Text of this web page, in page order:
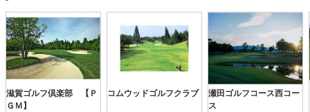
滋賀ゴルフ倶楽部 【Ｐ
ＧＭ】
コムウッドゴルフクラブ
瀬田ゴルフコース西コー
ス